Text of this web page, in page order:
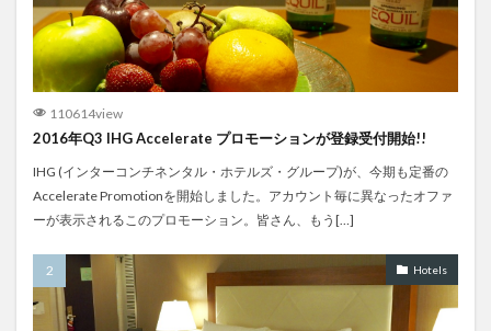
110614view
2016年Q3 IHG Accelerate プロモーションが登録受付開始!!
IHG (インターコンチネンタル・ホテルズ・グループ)が、今期も定番の
Accelerate Promotionを開始しました。アカウント毎に異なったオファ
ーが表示されるこのプロモーション。皆さん、もう[…]
Hotels